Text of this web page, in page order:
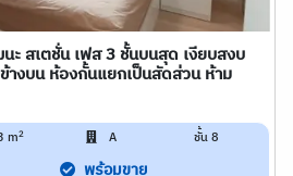
สเตชั่น เฟส 3 ชั้นบนสุด เงียบสงบ
างบน ห้องกั้นแยกเป็นสัดส่วน ห้าม
m2 A ชั้น 8
พร้อมขาย